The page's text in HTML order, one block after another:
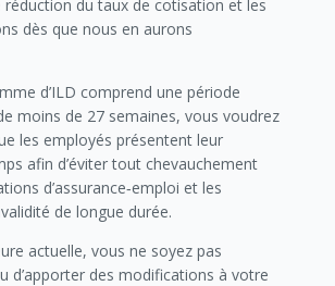
du taux de cotisation et les
dès que nous en aurons
d’ILD comprend une période
moins de 27 semaines, vous voudrez
les employés présentent leur
afin d’éviter tout chevauchement
d’assurance‑emploi et les
de longue durée.
actuelle, vous ne soyez pas
d’apporter des modifications à votre